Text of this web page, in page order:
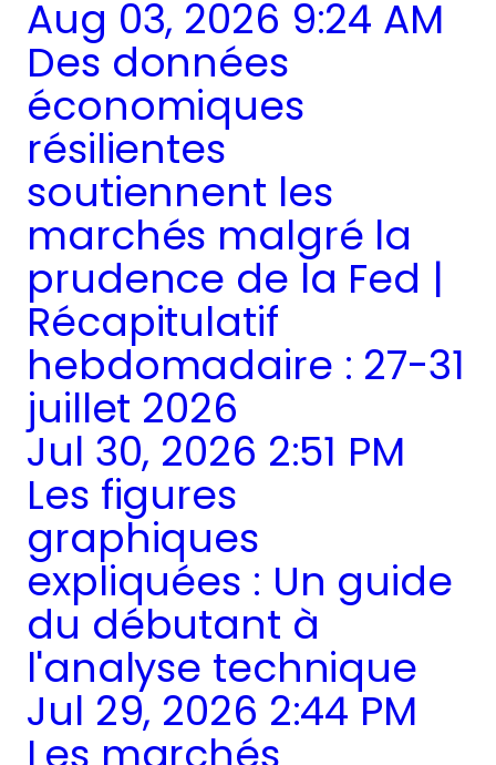
Aug 03, 2026 9:24 AM
Des données
économiques
résilientes
soutiennent les
marchés malgré la
prudence de la Fed |
Récapitulatif
hebdomadaire : 27-31
juillet 2026
Jul 30, 2026 2:51 PM
Les figures
graphiques
expliquées : Un guide
du débutant à
l'analyse technique
Jul 29, 2026 2:44 PM